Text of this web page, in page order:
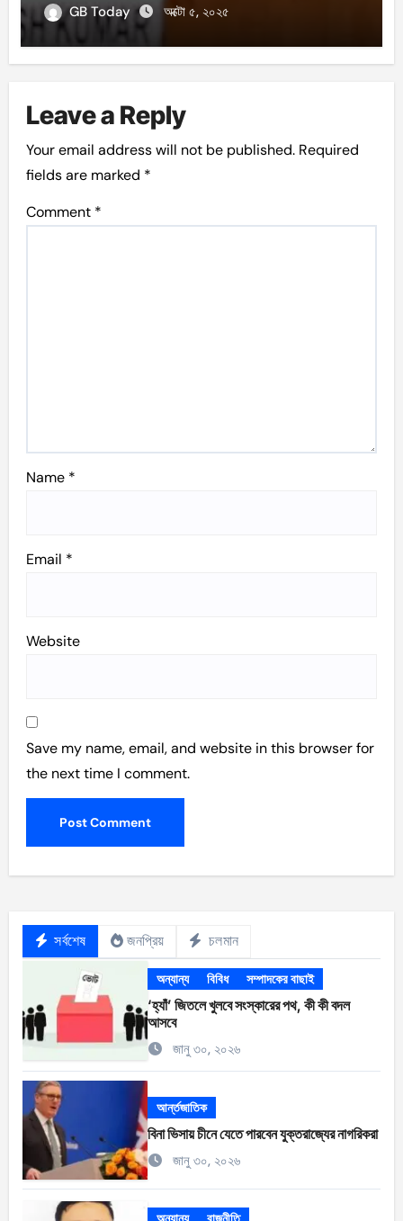
GB Today অক্টো ৫, ২০২৫
Leave a Reply
Your email address will not be published. Required
fields are marked *
Comment *
Name *
Email *
Website
Save my name, email, and website in this browser for
the next time I comment.
সর্বশেষ জনপ্রিয় চলমান
অন্যান্য বিবিধ সম্পাদকের বাছাই
‘হ্যাঁ’ জিতলে খুলবে সংস্কারের পথ, কী কী বদল
আসবে
জানু ৩০, ২০২৬
আর্ন্তজাতিক
বিনা ভিসায় চীনে যেতে পারবেন যুক্তরাজ্যের নাগরিকরা
জানু ৩০, ২০২৬